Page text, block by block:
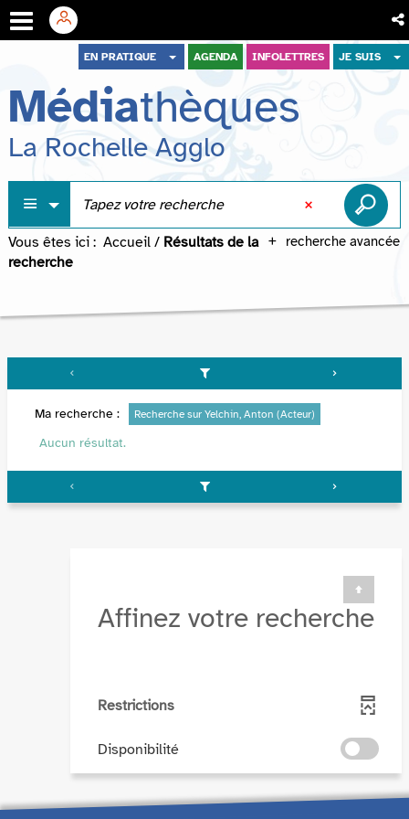
menu
contenu
recherche
EN PRATIQUE AGENDA INFOLETTRES JE SUIS
Médiathèques
La Rochelle Agglo
recherche avancée
Vous êtes ici : Accueil / Résultats de la
recherche
Ma recherche : Recherche sur Yelchin, Anton (Acteur)
Aucun résultat.
Affinez votre recherche
Restrictions
Disponibilité
-
ajouter